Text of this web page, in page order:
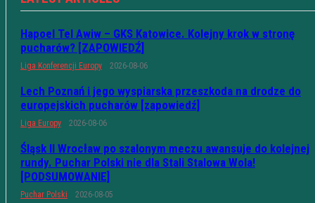
Hapoel Tel Awiw – GKS Katowice. Kolejny krok w stronę
pucharów? [ZAPOWIEDŹ]
Liga Konferencji Europy 2026-08-06
Lech Poznań i jego wyspiarska przeszkoda na drodze do
europejskich pucharów [zapowiedź]
Liga Europy 2026-08-06
Śląsk II Wrocław po szalonym meczu awansuje do kolejnej
rundy. Puchar Polski nie dla Stali Stalowa Wola!
[PODSUMOWANIE]
Puchar Polski 2026-08-05